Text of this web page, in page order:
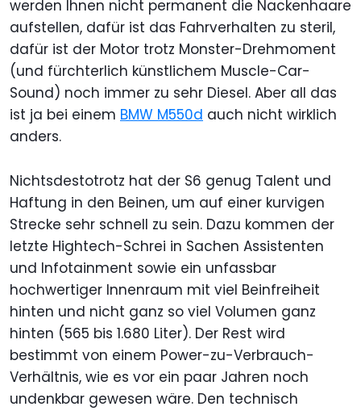
werden Ihnen nicht permanent die Nackenhaare
aufstellen, dafür ist das Fahrverhalten zu steril,
dafür ist der Motor trotz Monster-Drehmoment
(und fürchterlich künstlichem Muscle-Car-
Sound) noch immer zu sehr Diesel. Aber all das
ist ja bei einem BMW M550d auch nicht wirklich
anders.
Nichtsdestotrotz hat der S6 genug Talent und
Haftung in den Beinen, um auf einer kurvigen
Strecke sehr schnell zu sein. Dazu kommen der
letzte Hightech-Schrei in Sachen Assistenten
und Infotainment sowie ein unfassbar
hochwertiger Innenraum mit viel Beinfreiheit
hinten und nicht ganz so viel Volumen ganz
hinten (565 bis 1.680 Liter). Der Rest wird
bestimmt von einem Power-zu-Verbrauch-
Verhältnis, wie es vor ein paar Jahren noch
undenkbar gewesen wäre. Den technisch